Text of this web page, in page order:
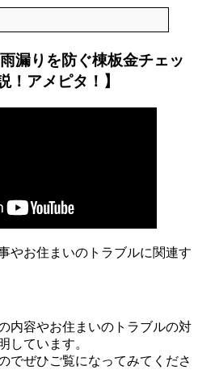
漏りを防ぐ棟板金チェッ
！アメピタ！】
やお住まいのトラブルに関連す
内容やお住まいのトラブルの対
しています。
でぜひご覧になってみてくださ